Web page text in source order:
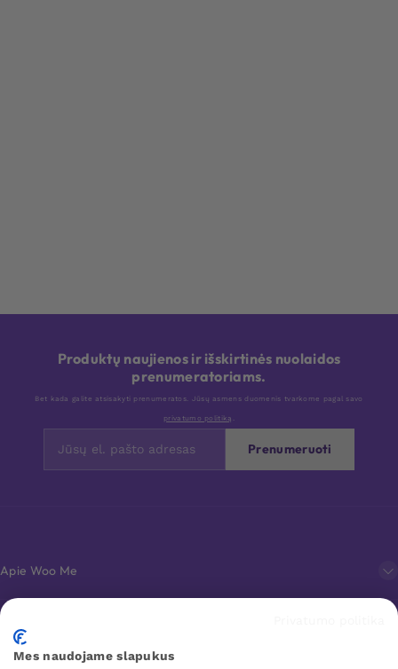
Produktų naujienos ir išskirtinės nuolaidos
prenumeratoriams.
Bet kada galite atsisakyti prenumeratos. Jūsų asmens duomenis tvarkome pagal savo
privatumo politiką .
Prenumeruoti
Apie Woo Me
Klientų aptarnavimas
Mes naudojame slapukus